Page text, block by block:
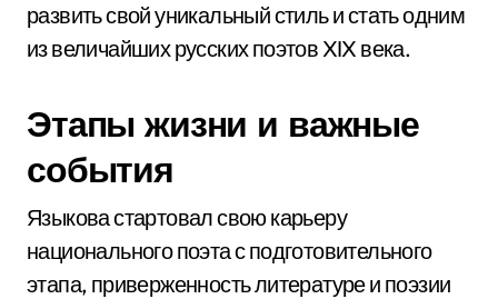
развить свой уникальный стиль и стать одним
из величайших русских поэтов XIX века.
Этапы жизни и важные
события
Языкова стартовал свою карьеру
национального поэта с подготовительного
этапа, приверженность литературе и поэзии